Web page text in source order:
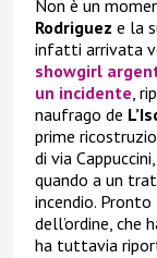
Non è un
Rodriguez e la
infatti arrivata
showgirl
un incidente,
naufrago de
prime
di via
quando a un
incendio.
dell’ordine, che
ha tuttavia